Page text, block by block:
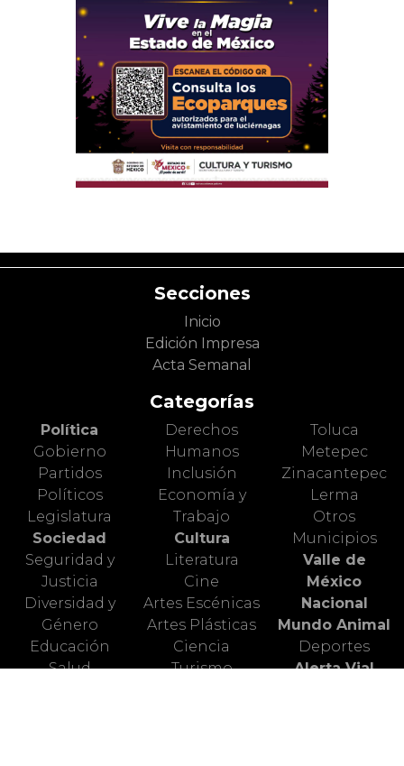
Secciones
Inicio
Edición Impresa
Acta Semanal
Categorías
Política
Gobierno
Partidos
Políticos
Legislatura
Sociedad
Seguridad y
Justicia
Diversidad y
Género
Educación
Salud
Derechos
Humanos
Inclusión
Economía y
Trabajo
Cultura
Literatura
Cine
Artes Escénicas
Artes Plásticas
Ciencia
Turismo
Toluca
Metepec
Zinacantepec
Lerma
Otros
Municipios
Valle de
México
Nacional
Mundo Animal
Deportes
Alerta Vial